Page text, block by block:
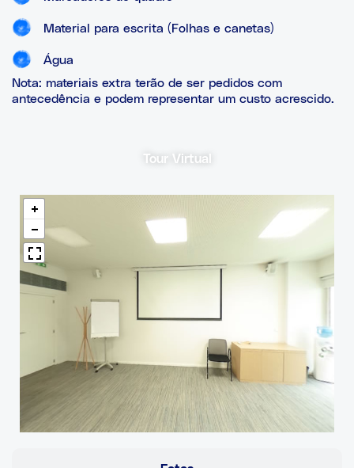
Material para escrita (Folhas e canetas)
Água
Nota: materiais extra terão de ser pedidos com
antecedência e podem representar um custo acrescido.
Tour Virtual